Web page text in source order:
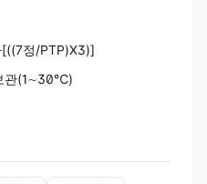
정/PTP)X3)]
관(1∼30℃)